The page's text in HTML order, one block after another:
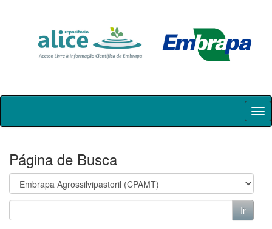
Skip
Página de Busca